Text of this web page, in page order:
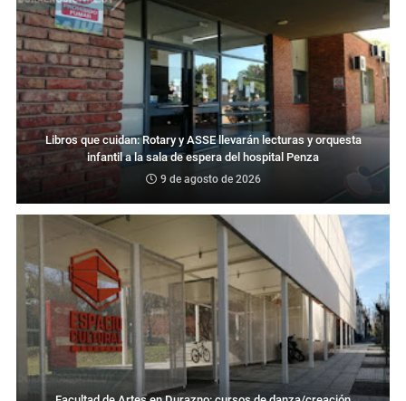
Libros que cuidan: Rotary y ASSE llevarán lecturas y orquesta
infantil a la sala de espera del hospital Penza
9 de agosto de 2026